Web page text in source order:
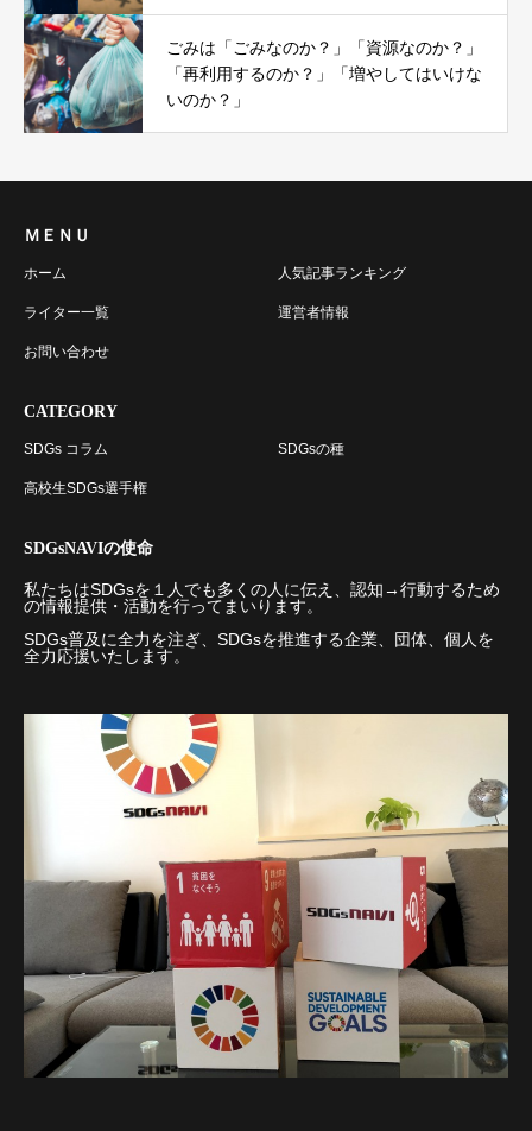
ごみは「ごみなのか？」「資源なのか？」
「再利用するのか？」「増やしてはいけな
いのか？」
ＭＥＮＵ
ホーム 人気記事ランキング
ライター一覧 運営者情報
お問い合わせ
CATEGORY
SDGs コラム SDGsの種
高校生SDGs選手権
SDGsNAVIの使命
私たちはSDGsを１人でも多くの人に伝え、認知→行動するため
の情報提供・活動を行ってまいります。
SDGs普及に全力を注ぎ、SDGsを推進する企業、団体、個人を
全力応援いたします。